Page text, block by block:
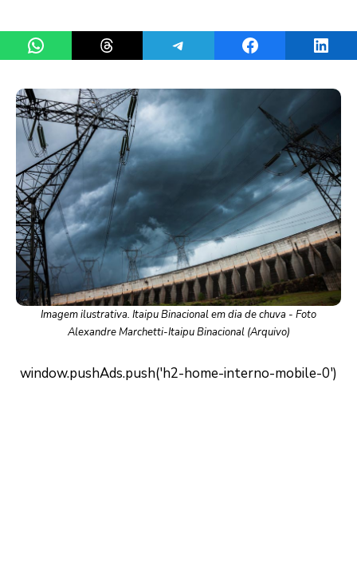
Share on WhatsAppShare on ThreadsShare on TelegramShare on Facebook
Imagem ilustrativa. Itaipu Binacional em dia de chuva - Foto
Alexandre Marchetti-Itaipu Binacional (Arquivo)